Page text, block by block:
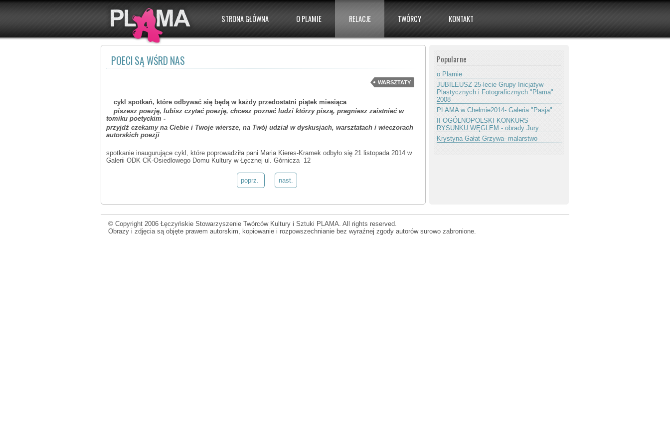
STRONA GŁÓWNA O PLAMIE RELACJE TWÓRCY KONTAKT
POECI SĄ WŚRD NAS
WARSZTATY
cykl spotkań, które odbywać się będą w każdy przedostatni piątek miesiąca
piszesz poezję, lubisz czytać poezję, chcesz poznać ludzi którzy piszą, pragniesz zaistnieć w
tomiku poetyckim -
przyjdź czekamy na Ciebie i Twoje wiersze, na Twój udział w dyskusjach, warsztatach i wieczorach
autorskich poezji
spotkanie inaugurujące cykl, które poprowadziła pani Maria Kieres-Kramek odbyło się 21 listopada 2014 w
Galerii ODK CK-Osiedlowego Domu Kultury w Łęcznej ul. Górnicza 12
poprz. nast.
Popularne
o Plamie
JUBILEUSZ 25-lecie Grupy Inicjatyw
Plastycznych i Fotograficznych "Plama"
2008
PLAMA w Chełmie2014- Galeria "Pasja"
II OGÓLNOPOLSKI KONKURS
RYSUNKU WĘGLEM - obrady Jury
Krystyna Gałat Grzywa- malarstwo
© Copyright 2006 Łęczyńskie Stowarzyszenie Twórców Kultury i Sztuki PLAMA. All rights reserved.
Obrazy i zdjęcia są objęte prawem autorskim, kopiowanie i rozpowszechnianie bez wyraźnej zgody autorów surowo zabronione.